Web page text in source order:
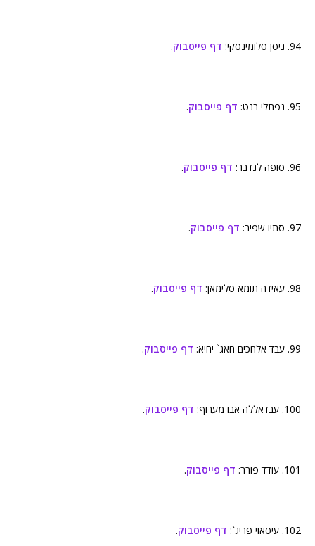
94. ניסן סלומינסקי: דף פייסבוק.
95. נפתלי בנט: דף פייסבוק.
96. סופה לנדבר: דף פייסבוק.
97. סתיו שפיר: דף פייסבוק.
98. עאידה תומא סלימאן: דף פייסבוק.
99. עבד אלחכים חאג` יחיא: דף פייסבוק.
100. עבדאללה אבו מערוף: דף פייסבוק.
101. עודד פורר: דף פייסבוק.
102. עיסאוי פריג`: דף פייסבוק.